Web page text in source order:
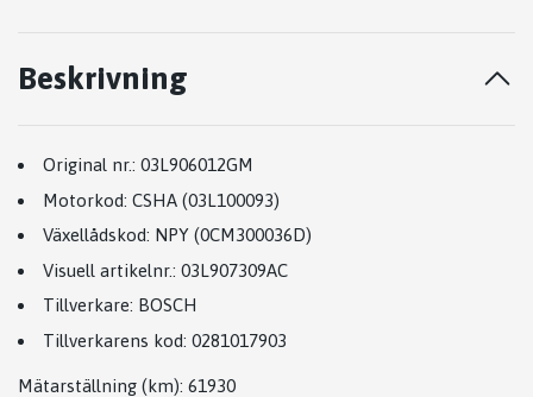
Beskrivning
Original nr.: 03L906012GM
Motorkod: CSHA (03L100093)
Växellådskod: NPY (0CM300036D)
Visuell artikelnr.: 03L907309AC
Tillverkare: BOSCH
Tillverkarens kod: 0281017903
Mätarställning (km): 61930